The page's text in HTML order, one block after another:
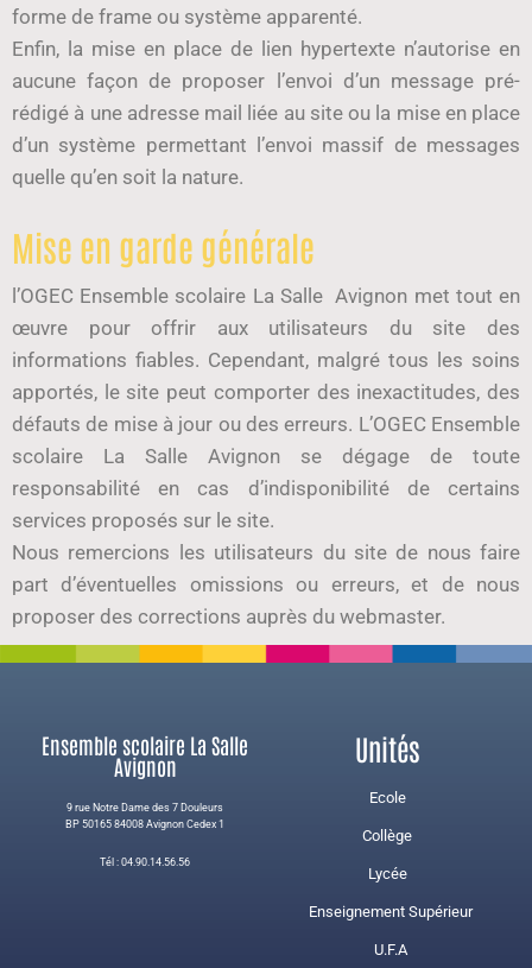
forme de frame ou système apparenté.
Enfin, la mise en place de lien hypertexte n’autorise en
aucune façon de proposer l’envoi d’un message pré-
rédigé à une adresse mail liée au site ou la mise en place
d’un système permettant l’envoi massif de messages
quelle qu’en soit la nature.
Mise en garde générale
l’OGEC Ensemble scolaire La Salle Avignon met tout en
œuvre pour offrir aux utilisateurs du site des
informations fiables. Cependant, malgré tous les soins
apportés, le site peut comporter des inexactitudes, des
défauts de mise à jour ou des erreurs. L’OGEC Ensemble
scolaire La Salle Avignon se dégage de toute
responsabilité en cas d’indisponibilité de certains
services proposés sur le site.
Nous remercions les utilisateurs du site de nous faire
part d’éventuelles omissions ou erreurs, et de nous
proposer des corrections auprès du webmaster.
Ensemble scolaire La Salle
Avignon
9 rue Notre Dame des 7 Douleurs
BP 50165 84008 Avignon Cedex 1
Tél : 04.90.14.56.56
Unités
Ecole
Collège
Lycée
Enseignement Supérieur
U.F.A